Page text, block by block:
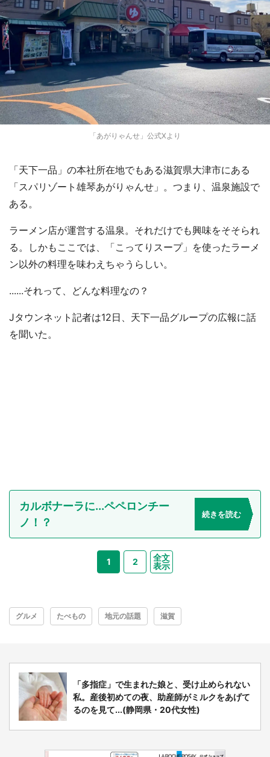
「あがりゃんせ」公式Xより
「天下一品」の本社所在地でもある滋賀県大津市にある
「スパリゾート雄琴あがりゃんせ」。つまり、温泉施設で
ある。
ラーメン店が運営する温泉。それだけでも興味をそそられ
る。しかもここでは、「こってりスープ」を使ったラーメ
ン以外の料理を味わえちゃうらしい。
......それって、どんな料理なの？
Jタウンネット記者は12日、天下一品グループの広報に話
を聞いた。
カルボナーラに...ペペロンチー
ノ！？
続きを読む
1 2
全文
表示
グルメ たべもの 地元の話題 滋賀
「多指症」で生まれた娘と、受け止められない
私。産後初めての夜、助産師がミルクをあげて
るのを見て...(静岡県・20代女性)